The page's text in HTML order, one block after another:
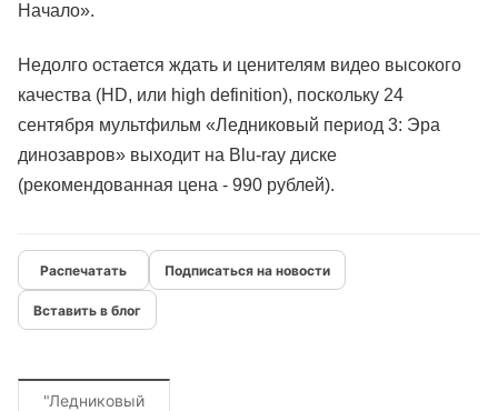
Начало».
Недолго остается ждать и ценителям видео высокого
качества (HD, или high definition), поскольку 24
сентября мультфильм «Ледниковый период 3: Эра
динозавров» выходит на Blu-ray диске
(рекомендованная цена - 990 рублей).
Подписаться на новости
Вставить в блог
"Ледниковый